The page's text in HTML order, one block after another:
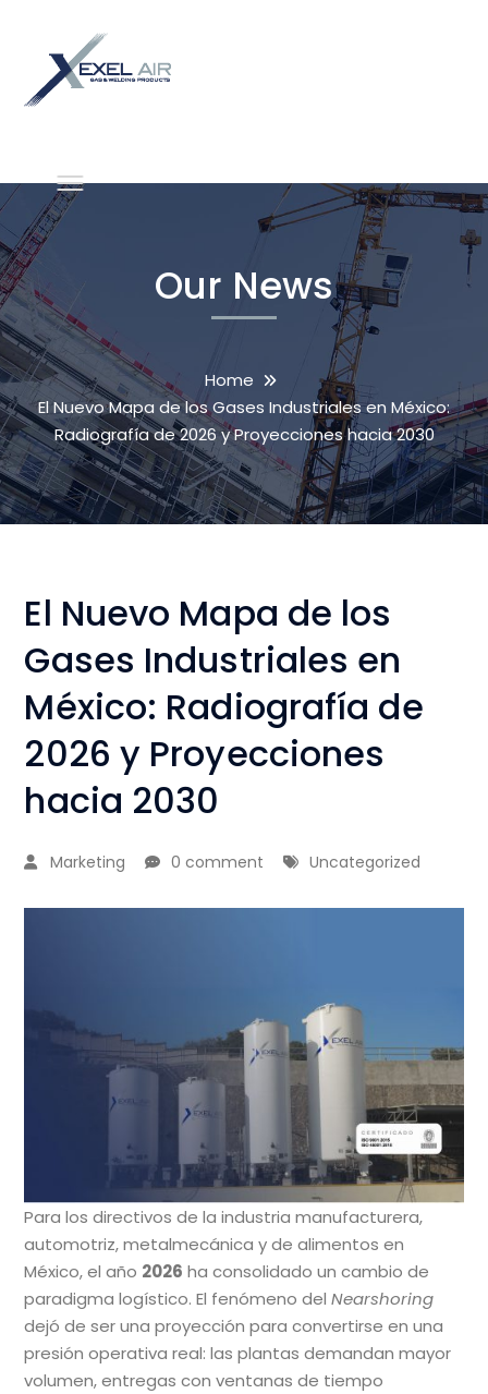
Our News
Home
El Nuevo Mapa de los Gases Industriales en México:
Radiografía de 2026 y Proyecciones hacia 2030
El Nuevo Mapa de los
Gases Industriales en
México: Radiografía de
2026 y Proyecciones
hacia 2030
Marketing 0 comment Uncategorized
Para los directivos de la industria manufacturera,
automotriz, metalmecánica y de alimentos en
México, el año 2026 ha consolidado un cambio de
paradigma logístico. El fenómeno delNearshoring
dejó de ser una proyección para convertirse en una
presión operativa real: las plantas demandan mayor
volumen, entregas con ventanas de tiempo